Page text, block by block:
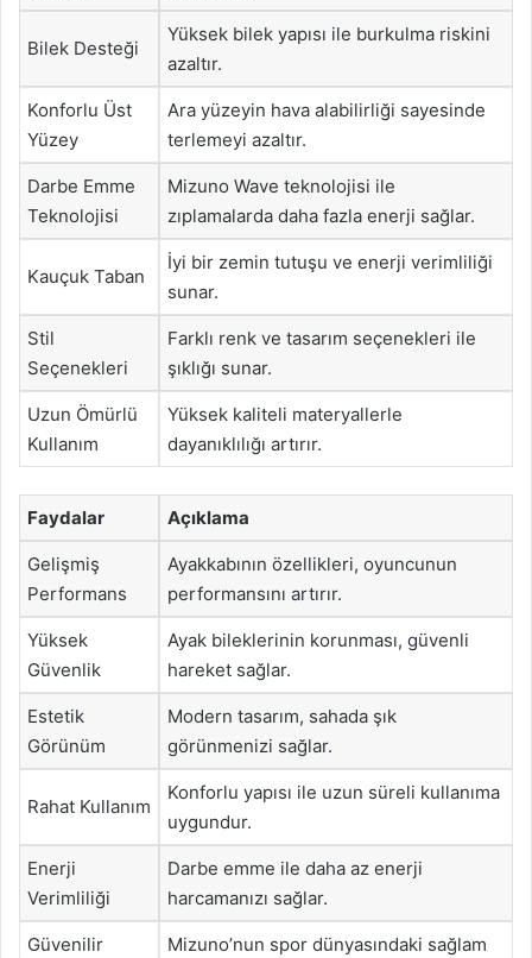
Bilek Desteği
Yüksek bilek yapısı ile burkulma riskini
azaltır.
Konforlu Üst
Yüzey
Ara yüzeyin hava alabilirliği sayesinde
terlemeyi azaltır.
Darbe Emme
Teknolojisi
Mizuno Wave teknolojisi ile
zıplamalarda daha fazla enerji sağlar.
Kauçuk Taban
İyi bir zemin tutuşu ve enerji verimliliği
sunar.
Stil
Seçenekleri
Farklı renk ve tasarım seçenekleri ile
şıklığı sunar.
Uzun Ömürlü
Kullanım
Yüksek kaliteli materyallerle
dayanıklılığı artırır.
Faydalar Açıklama
Gelişmiş
Performans
Ayakkabının özellikleri, oyuncunun
performansını artırır.
Yüksek
Güvenlik
Ayak bileklerinin korunması, güvenli
hareket sağlar.
Estetik
Görünüm
Modern tasarım, sahada şık
görünmenizi sağlar.
Rahat Kullanım
Konforlu yapısı ile uzun süreli kullanıma
uygundur.
Enerji
Verimliliği
Darbe emme ile daha az enerji
harcamanızı sağlar.
Güvenilir
Mizuno’nun spor dünyasındaki sağlam